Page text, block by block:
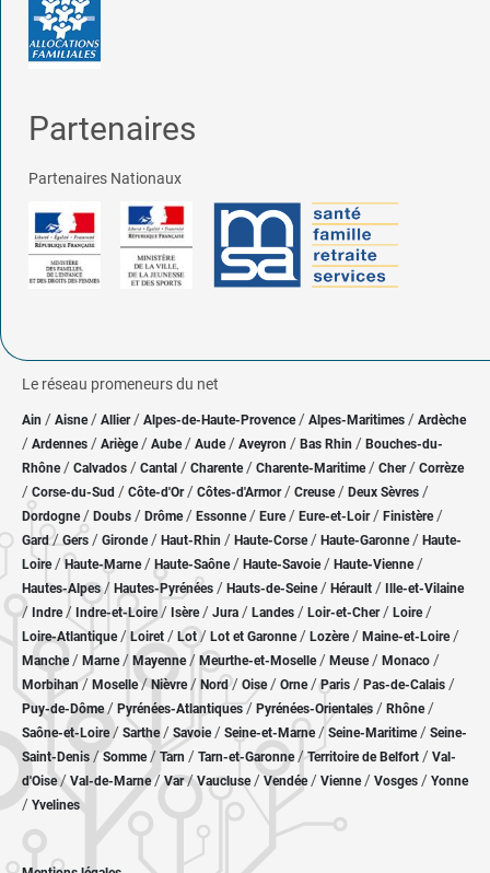
Partenaires
Partenaires Nationaux
Le réseau promeneurs du net
Ain / Aisne/ Allier/ Alpes-de-Haute-Provence / Alpes-Maritimes / Ardèche
/ Ardennes / Ariège/ Aube/ Aude / Aveyron / Bas Rhin / Bouches-du-
Rhône/ Calvados / Cantal / Charente / Charente-Maritime/ Cher / Corrèze
/ Corse-du-Sud / Côte-d'Or / Côtes-d'Armor/ Creuse/ Deux Sèvres /
Dordogne/ Doubs / Drôme/ Essonne / Eure/ Eure-et-Loir / Finistère/
Gard/ Gers / Gironde/ Haut-Rhin / Haute-Corse/ Haute-Garonne/ Haute-
Loire/Haute-Marne/ Haute-Saône/ Haute-Savoie/ Haute-Vienne/
Hautes-Alpes/ Hautes-Pyrénées / Hauts-de-Seine/ Hérault / Ille-et-Vilaine
/ Indre/ Indre-et-Loire/ Isère/ Jura / Landes / Loir-et-Cher/ Loire/
Loire-Atlantique/ Loiret / Lot/ Lot et Garonne/ Lozère / Maine-et-Loire/
Manche/ Marne/ Mayenne/ Meurthe-et-Moselle/ Meuse/ Monaco /
Morbihan/ Moselle/ Nièvre / Nord/ Oise / Orne/Paris / Pas-de-Calais /
Puy-de-Dôme/ Pyrénées-Atlantiques / Pyrénées-Orientales / Rhône/
Saône-et-Loire/ Sarthe/ Savoie/ Seine-et-Marne/ Seine-Maritime/ Seine-
Saint-Denis /Somme/ Tarn / Tarn-et-Garonne/Territoire de Belfort / Val-
d'Oise/ Val-de-Marne/Var/Vaucluse/ Vendée/ Vienne/ Vosges / Yonne
/ Yvelines